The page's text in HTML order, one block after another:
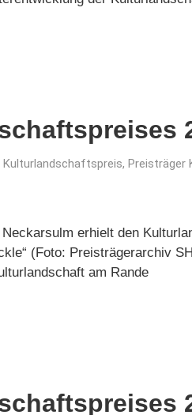
Kulturlandschaftspreis, Preisträger
erhielt den
(Foto: Preisträgerarchiv
am Rande